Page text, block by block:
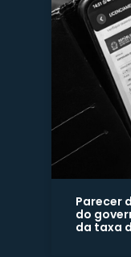
Parecer
do
da taxa